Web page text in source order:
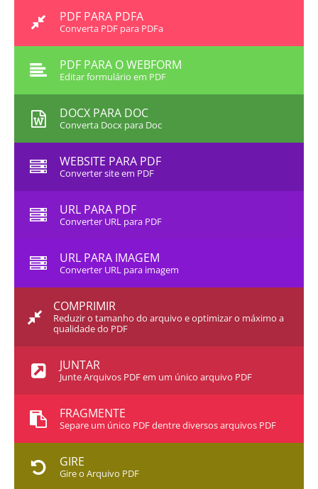
PDF PARA PDFA
Converta PDF para PDFa
PDF PARA O WEBFORM
Editar formulário em PDF
DOCX PARA DOC
Converta Docx para Doc
WEBSITE PARA PDF
Converter site em PDF
URL PARA PDF
Converter URL para PDF
URL PARA IMAGEM
Converter URL para imagem
COMPRIMIR
Reduzir o tamanho do arquivo e optimizar o máximo a
qualidade do PDF
JUNTAR
Junte Arquivos PDF em um único arquivo PDF
FRAGMENTE
Separe um único PDF dentre diversos arquivos PDF
GIRE
Gire o Arquivo PDF